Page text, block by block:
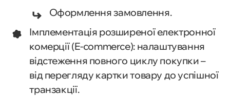
Оформлення замовлення.
Імплементація розширеної електронної
комерції (E-commerce): налаштування
відстеження повного циклу покупки –
від перегляду картки товару до успішної
транзакції.